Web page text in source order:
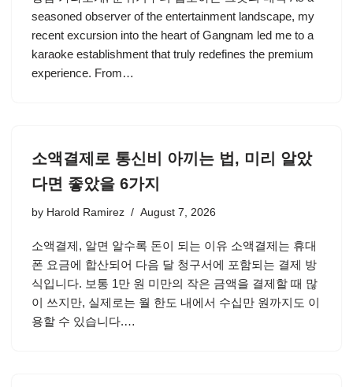
seasoned observer of the entertainment landscape, my
recent excursion into the heart of Gangnam led me to a
karaoke establishment that truly redefines the premium
experience. From…
소액결제로 통신비 아끼는 법, 미리 알았
다면 좋았을 6가지
by Harold Ramirez August 7, 2026
소액결제, 알면 알수록 돈이 되는 이유 소액결제는 휴대
폰 요금에 합산되어 다음 달 청구서에 포함되는 결제 방
식입니다. 보통 1만 원 미만의 작은 금액을 결제할 때 많
이 쓰지만, 실제로는 월 한도 내에서 수십만 원까지도 이
용할 수 있습니다.…